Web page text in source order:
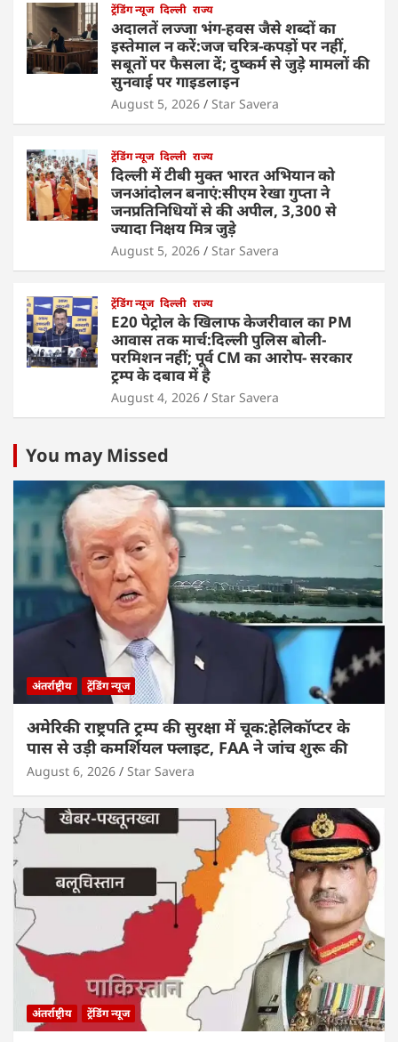
ट्रेंडिंग न्यूज दिल्ली राज्य
अदालतें लज्जा भंग-हवस जैसे शब्दों का
इस्तेमाल न करें:जज चरित्र-कपड़ों पर नहीं,
सबूतों पर फैसला दें; दुष्कर्म से जुड़े मामलों की
सुनवाई पर गाइडलाइन
August 5, 2026 Star Savera
ट्रेंडिंग न्यूज दिल्ली राज्य
दिल्ली में टीबी मुक्त भारत अभियान को
जनआंदोलन बनाएं:सीएम रेखा गुप्ता ने
जनप्रतिनिधियों से की अपील, 3,300 से
ज्यादा निक्षय मित्र जुड़े
August 5, 2026 Star Savera
ट्रेंडिंग न्यूज दिल्ली राज्य
E20 पेट्रोल के खिलाफ केजरीवाल का PM
आवास तक मार्च:दिल्ली पुलिस बोली-
परमिशन नहीं; पूर्व CM का आरोप- सरकार
ट्रम्प के दबाव में है
August 4, 2026 Star Savera
You may Missed
अंतर्राष्ट्रीय ट्रेंडिंग न्यूज
अमेरिकी राष्ट्रपति ट्रम्प की सुरक्षा में चूक:हेलिकॉप्टर के
पास से उड़ी कमर्शियल फ्लाइट, FAA ने जांच शुरू की
August 6, 2026 Star Savera
अंतर्राष्ट्रीय ट्रेंडिंग न्यूज